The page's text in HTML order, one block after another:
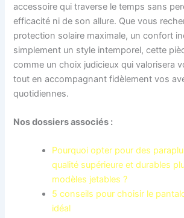
accessoire qui traverse le temps sans
efficacité ni de son allure. Que vous
protection solaire maximale, un confort
simplement un style intemporel, cette
comme un choix judicieux qui valorisera
tout en accompagnant fidèlement vos
quotidiennes.
Nos dossiers associés :
Pourquoi opter pour des
qualité supérieure et durables
modèles jetables ?
5 conseils pour choisir le
idéal